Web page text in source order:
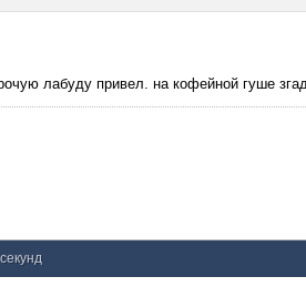
лабуду привел. на кофейной гуше